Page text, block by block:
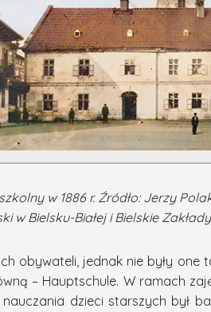
w 1886 r. Źródło: Jerzy
w Bielsku-Białej i Bielskie
obywateli, jednak nie były one
– Hauptschule. W ramach
dzieci starszych był